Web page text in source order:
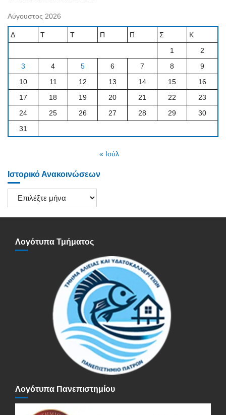
Αύγουστος 2026
Δ Τ Τ Π Π Σ
Κ
1
2
3
4 5 6 7 8
9
10
11 12 13 14 15
16
17
18 19 20 21 22
23
24
25 26 27 28 29
30
31
« Ιούλ
Ιστορικό Ανακοινώσεων
Ιστορικό
Ανακοινώσεων
Λογότυπα Τμήματος
Λογότυπα Πανεπιστημίου